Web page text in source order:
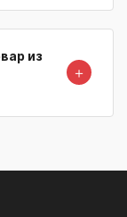
из
＋